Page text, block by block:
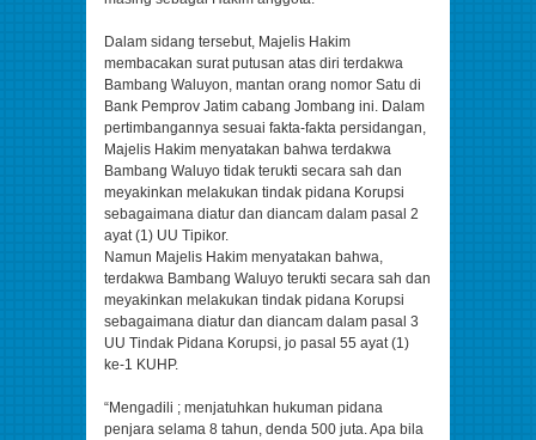
Dalam sidang tersebut, Majelis Hakim
membacakan surat putusan atas diri terdakwa
Bambang Waluyon, mantan orang nomor Satu di
Bank Pemprov Jatim cabang Jombang ini. Dalam
pertimbangannya sesuai fakta-fakta persidangan,
Majelis Hakim menyatakan bahwa terdakwa
Bambang Waluyo tidak terukti secara sah dan
meyakinkan melakukan tindak pidana Korupsi
sebagaimana diatur dan diancam dalam pasal 2
ayat (1) UU Tipikor.
Namun Majelis Hakim menyatakan bahwa,
terdakwa Bambang Waluyo terukti secara sah dan
meyakinkan melakukan tindak pidana Korupsi
sebagaimana diatur dan diancam dalam pasal 3
UU Tindak Pidana Korupsi, jo pasal 55 ayat (1)
ke-1 KUHP.
“Mengadili ; menjatuhkan hukuman pidana
penjara selama 8 tahun, denda 500 juta. Apa bila